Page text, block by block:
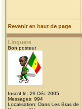
Revenir en haut de page
Linguere
Bon posteur
Inscrit le: 29 Déc 2005
Messages: 994
Localisation: Dans Les Bras de